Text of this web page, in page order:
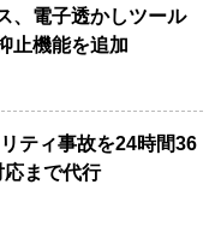
、電子透かしツール
止機能を追加
ティ事故を24時間36
まで代行